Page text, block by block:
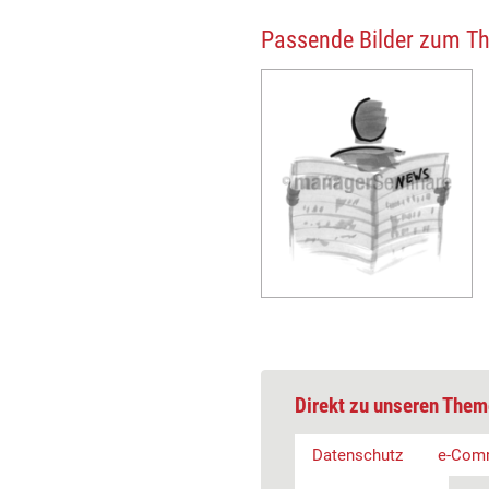
Passende Bilder zum
Direkt zu unseren
Datenschutz e-